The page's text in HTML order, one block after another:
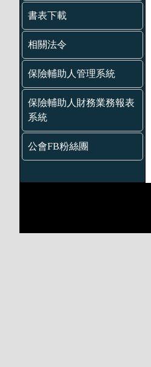
書表下載
相關法令
保險輔助人管理系統
保險輔助人財務業務報表
系統
公會FB粉絲團